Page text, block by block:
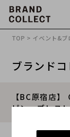
TOP > イベント&ブ
ブランド
【BC原宿店
ピン、ブレス